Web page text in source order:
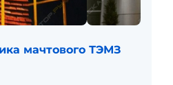
мачтового ТЭМЗ